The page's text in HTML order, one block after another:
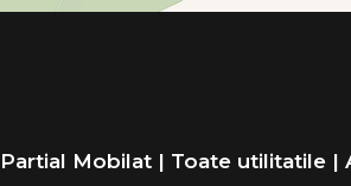
Mobilat | Toate utilitatile |